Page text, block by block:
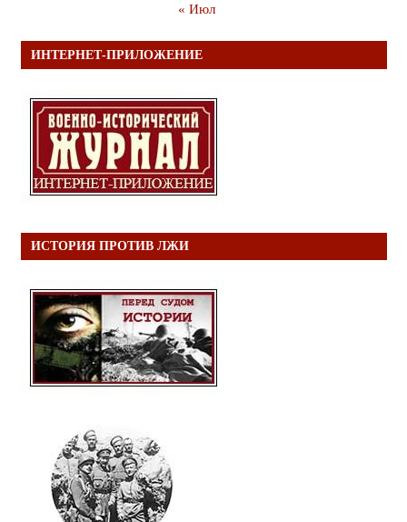
« Июл
ИНТЕРНЕТ-ПРИЛОЖЕНИЕ
ИСТОРИЯ ПРОТИВ ЛЖИ